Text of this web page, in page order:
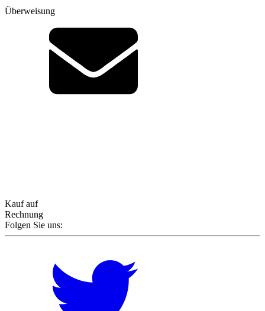
Überweisung
Kauf auf
Rechnung
Folgen Sie uns: